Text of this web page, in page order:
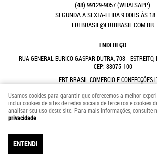
(48) 99129-9057(WHATSAPP)
SEGUNDA A SEXTA-FEIRA 9:00HS ÀS
FRTBRASIL@FRTBRASIL.COM.BR
ENDEREÇO
RUA GENERAL EURICO GASPAR DUTRA, 708-
CEP: 88075-100
FRT BRASIL COMERCIO E CONFECÇÕES
LOJA VIRTUAL CRIADA POR
Usamos cookies para garantir que oferecemos a melhor
inclui cookies de sites de redes sociais de terceiros e cookies
analisar seu uso deste site. Para mais informações, consulte
privacidade.
ENTENDI